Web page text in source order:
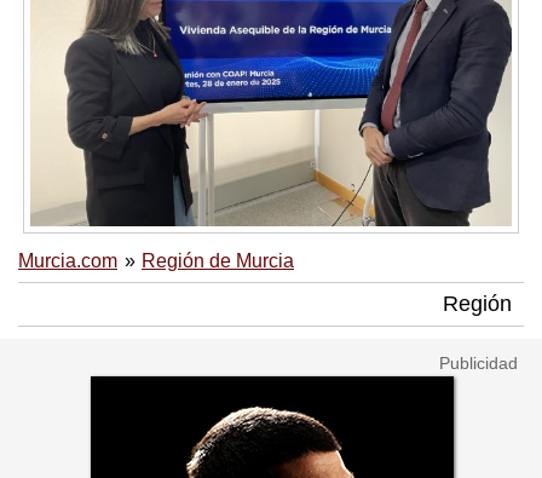
Murcia.com Región de Murcia
Región